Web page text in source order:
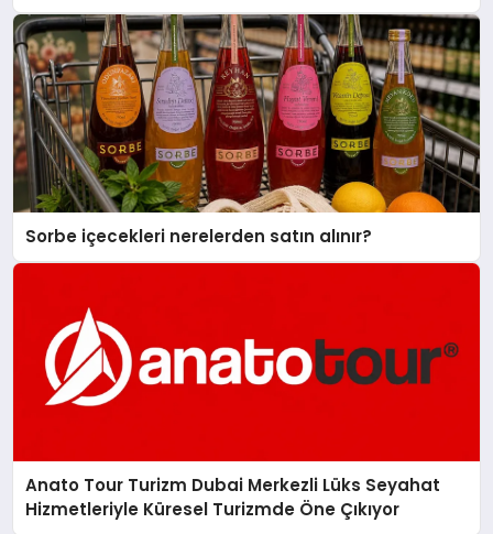
Sorbe içecekleri nerelerden satın alınır?
Anato Tour Turizm Dubai Merkezli Lüks Seyahat
Hizmetleriyle Küresel Turizmde Öne Çıkıyor